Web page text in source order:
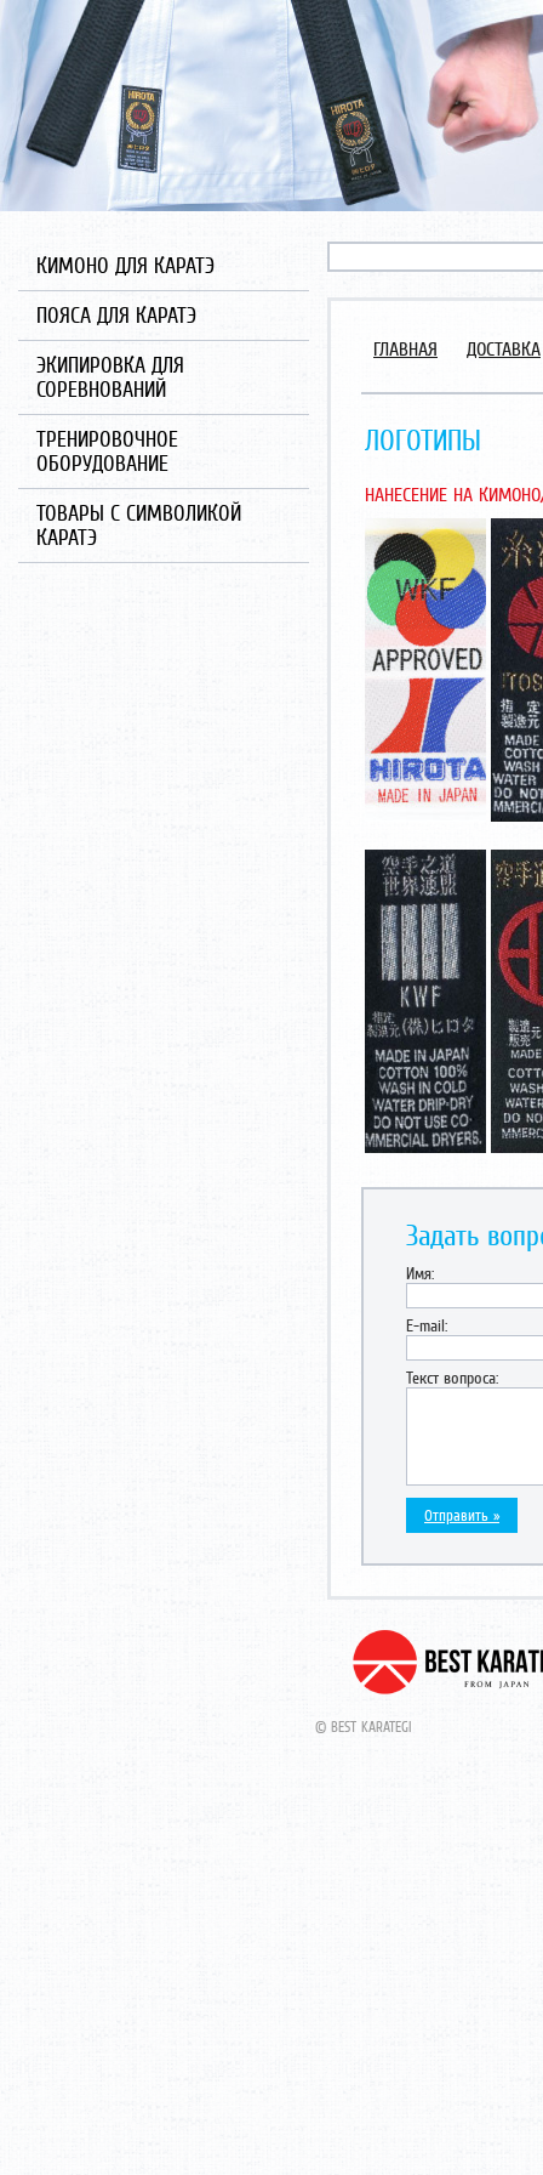
КИМОНО ДЛЯ КАРАТЭ
ПОЯСА ДЛЯ КАРАТЭ
ЭКИПИРОВКА ДЛЯ
СОРЕВНОВАНИЙ
ТРЕНИРОВОЧНОЕ
ОБОРУДОВАНИЕ
ТОВАРЫ С СИМВОЛИКОЙ
КАРАТЭ
ГЛАВНАЯ ДОСТАВКА
ЛОГОТИПЫ
НАНЕСЕНИЕ НА
Задать
Имя:
E-mail:
Текст вопроса:
© BEST KARATEGI